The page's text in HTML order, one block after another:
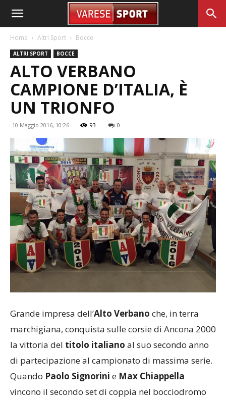
Home Altri Sport Bocce
ALTRI SPORT BOCCE
ALTO VERBANO
CAMPIONE D’ITALIA, È
UN TRIONFO
10 Maggio 2016, 10:26 93 0
Grande impresa dell’Alto Verbano che, in terra
marchigiana, conquista sulle corsie di Ancona 2000
la vittoria del titolo italiano al suo secondo anno
di partecipazione al campionato di massima serie.
Quando Paolo Signorini e Max Chiappella
vincono il secondo set di coppia nel bocciodromo